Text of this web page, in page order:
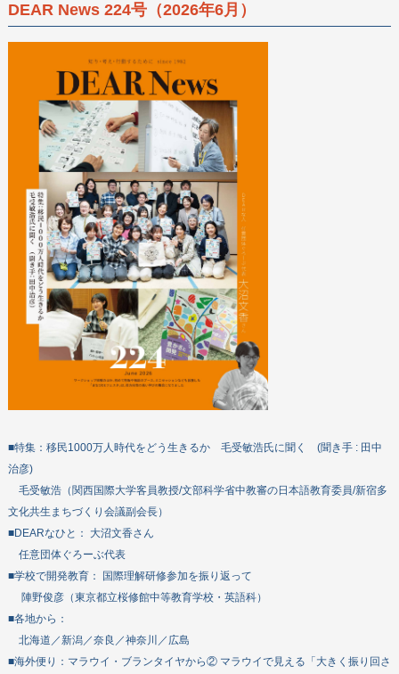
機関誌
お問い合わせ
DEAR News 224号（2026年6月）
■特集：移民1000万人時代をどう生きるか 毛受敏浩氏に聞く (聞き手 : 田中
治彦)
毛受敏浩（関西国際大学客員教授/文部科学省中教審の日本語教育委員/新宿多
文化共生まちづくり会議副会長）
■DEARなひと： 大沼文香さん
任意団体ぐろーぶ代表
■学校で開発教育： 国際理解研修参加を振り返って
陣野俊彦（東京都立桜修館中等教育学校・英語科）
■各地から：
北海道／新潟／奈良／神奈川／広島
■海外便り：マラウイ・ブランタイヤから② マラウイで見える「大きく振り回さ